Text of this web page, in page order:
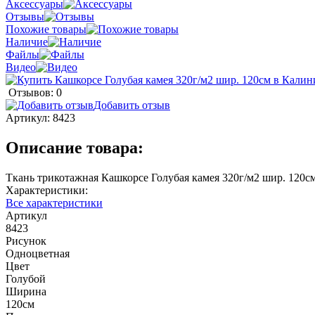
Аксессуары
Отзывы
Похожие товары
Наличие
Файлы
Видео
Отзывов: 0
Добавить отзыв
Артикул: 8423
Описание товара:
Ткань трикотажная Кашкорсе Голубая камея 320г/м2 шир.
Характеристики:
Все характеристики
Артикул
8423
Рисунок
Одноцветная
Цвет
Голубой
Ширина
120см